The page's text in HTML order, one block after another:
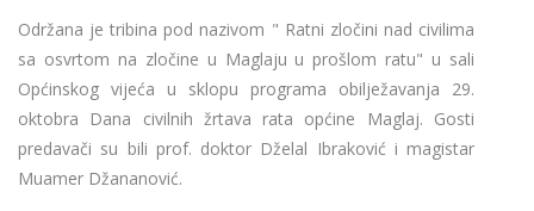
Održana je tribina pod nazivom " Ratni zločini nad civilima
sa osvrtom na zločine u Maglaju u prošlom ratu" u sali
Općinskog vijeća u sklopu programa obilježavanja 29.
oktobra Dana civilnih žrtava rata općine Maglaj. Gosti
predavači su bili prof. doktor Dželal Ibraković i magistar
Muamer Džananović.